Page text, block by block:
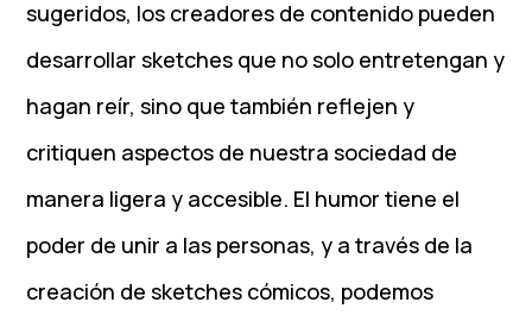
sugeridos, los creadores de contenido pueden
desarrollar sketches que no solo entretengan y
hagan reír, sino que también reflejen y
critiquen aspectos de nuestra sociedad de
manera ligera y accesible. El humor tiene el
poder de unir a las personas, y a través de la
creación de sketches cómicos, podemos